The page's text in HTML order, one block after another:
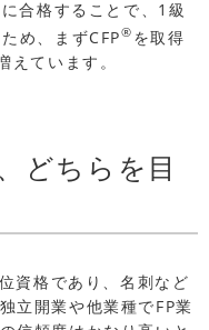
合格することで、1級
め、まずCFP® を取得
えています。
どちらを目
資格であり、名刺など
立開業や他業種でFP業